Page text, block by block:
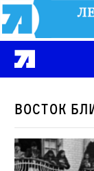
Восток